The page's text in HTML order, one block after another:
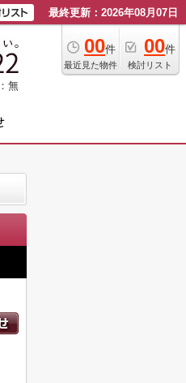
最終更新：2026年08月07日
00件
最近見た物件
00件
検討リスト
無